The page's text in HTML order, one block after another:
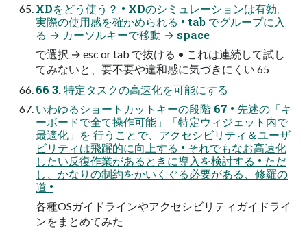
XDをどう使う？ • XDのシミュレーションは有効。
実際の使用感を確かめられる • tab でグループに入
る → カーソルキーで移動 → space
で選択 → esc or tab で抜ける • これは連続して試し
てみないと、要不要や違和感に気づきにくい 65
66 3. 特定タスクの高速化を可能にする
いわゆるショートカットキーの段階 67 • 先述の「キ
ーボードで全て操作可能」「特定ウィジェット内で
最適化」を 行うことで、アクセシビリティ＆ユーザ
ビリティは飛躍的に向上する • それでもなお高速化
したい反復作業があるときに導入を検討する • ただ
し、かなりの制約をかいくぐる必要がある、修羅の
道 •
各種OSガイドラインやアクセシビリティガイドライ
ンをまとめてみた